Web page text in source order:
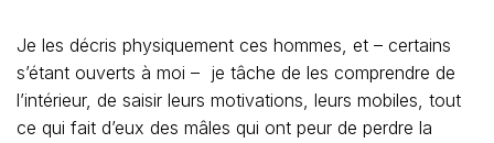
Je les décris physiquement ces hommes, et – certains
s’étant ouverts à moi – je tâche de les comprendre de
l’intérieur, de saisir leurs motivations, leurs mobiles, tout
ce qui fait d’eux des mâles qui ont peur de perdre la